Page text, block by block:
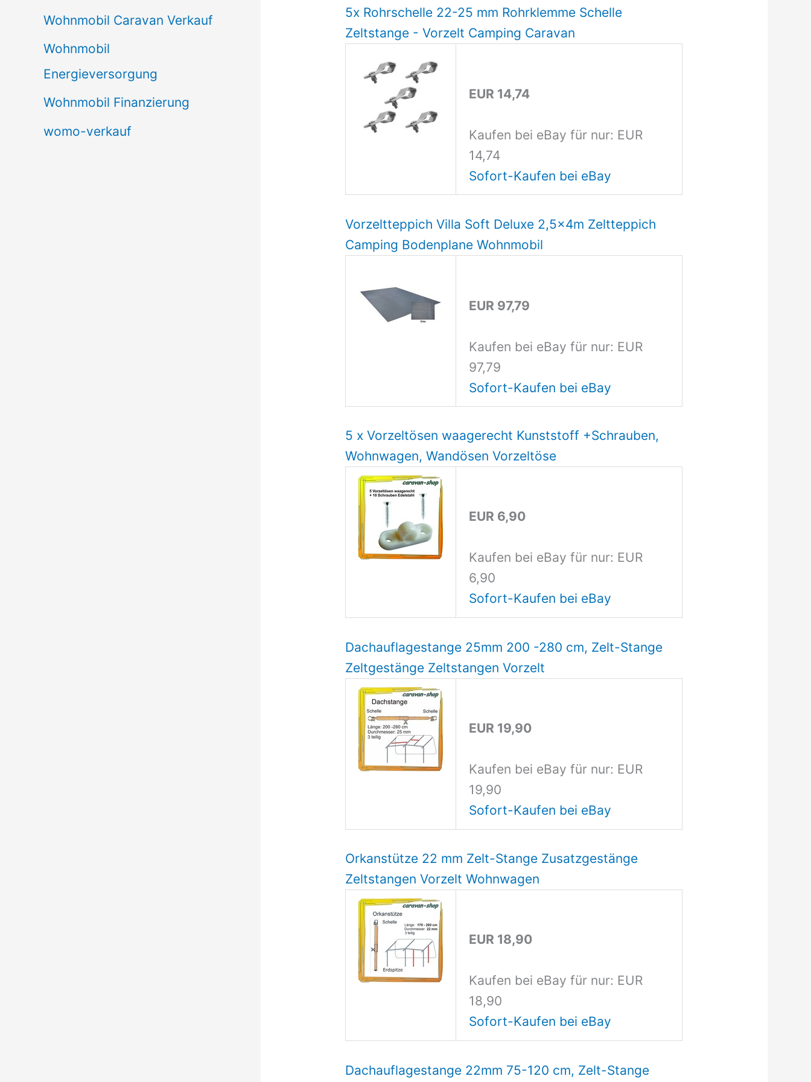
Wohnmobil Caravan Verkauf
Wohnmobil
Energieversorgung
Wohnmobil Finanzierung
womo-verkauf
5x Rohrschelle 22-25 mm Rohrklemme Schelle
Zeltstange - Vorzelt Camping Caravan
EUR 14,74
Kaufen bei eBay für nur: EUR
14,74
Sofort-Kaufen bei eBay
Vorzeltteppich Villa Soft Deluxe 2,5x4m Zeltteppich
Camping Bodenplane Wohnmobil
EUR 97,79
Kaufen bei eBay für nur: EUR
97,79
Sofort-Kaufen bei eBay
5 x Vorzeltösen waagerecht Kunststoff +Schrauben,
Wohnwagen, Wandösen Vorzeltöse
EUR 6,90
Kaufen bei eBay für nur: EUR
6,90
Sofort-Kaufen bei eBay
Dachauflagestange 25mm 200 -280 cm, Zelt-Stange
Zeltgestänge Zeltstangen Vorzelt
EUR 19,90
Kaufen bei eBay für nur: EUR
19,90
Sofort-Kaufen bei eBay
Orkanstütze 22 mm Zelt-Stange Zusatzgestänge
Zeltstangen Vorzelt Wohnwagen
EUR 18,90
Kaufen bei eBay für nur: EUR
18,90
Sofort-Kaufen bei eBay
Dachauflagestange 22mm 75-120 cm, Zelt-Stange